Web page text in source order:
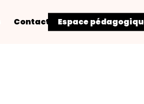
Contact Espace